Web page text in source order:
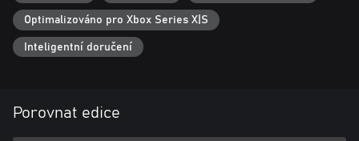
Optimalizováno pro Xbox Series X|S
Inteligentní doručení
Porovnat edice